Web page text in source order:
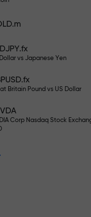
করুন এবং আপনার
দিচ্ছি
পর্যন্ত
vs Japanese Yen
Britain Pound vs US Dollar
Corp Nasdaq Stock